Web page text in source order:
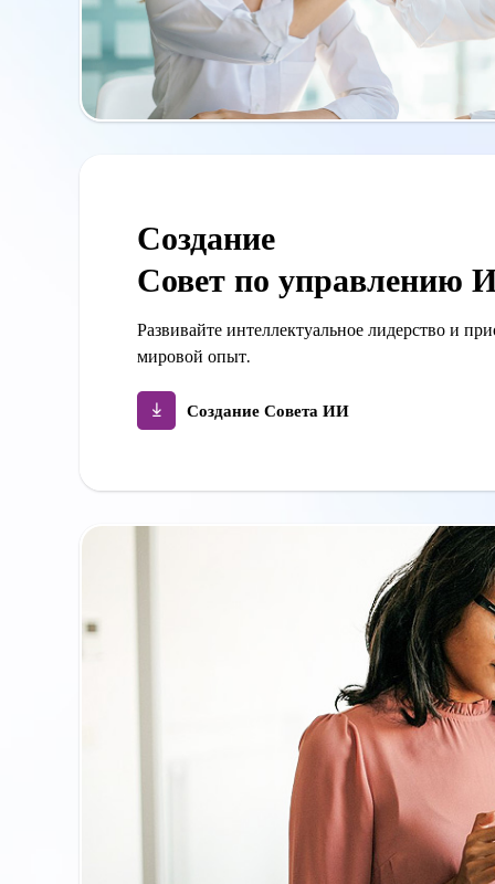
Создание
Совет по управлению
Развивайте интеллектуальное лидерство и
мировой опыт.
Создание Совета ИИ